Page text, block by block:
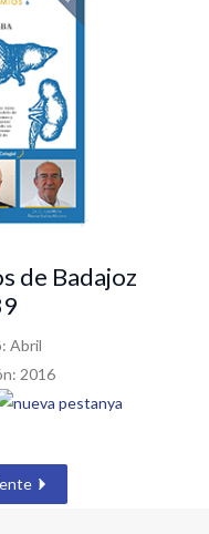
de Badajoz
Abril
2016